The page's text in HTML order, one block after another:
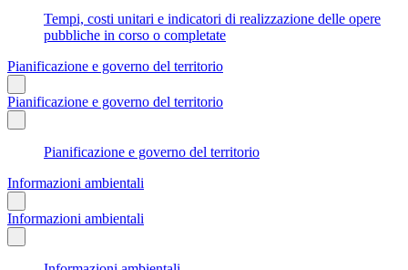
Tempi, costi unitari e indicatori di realizzazione delle opere
pubbliche in corso o completate
Pianificazione e governo del territorio
Pianificazione e governo del territorio
Pianificazione e governo del territorio
Informazioni ambientali
Informazioni ambientali